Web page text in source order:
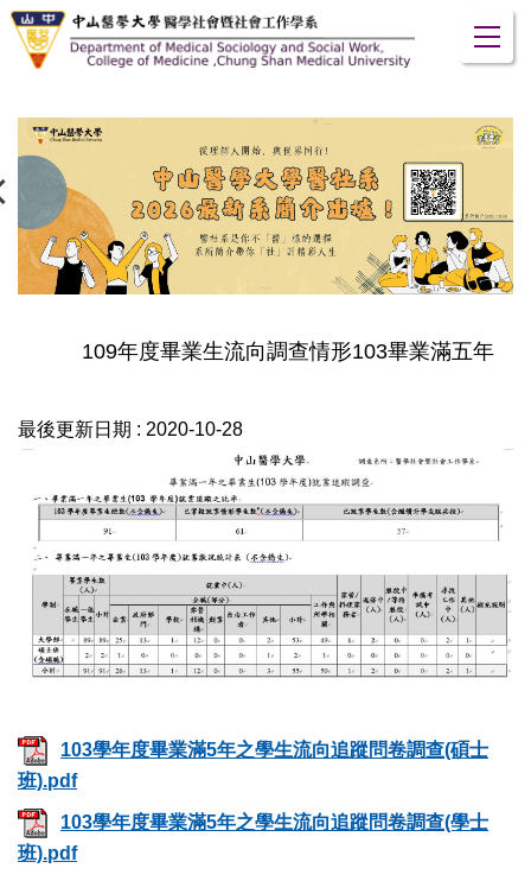
跳
到
容
區
109年度畢業生流向調查情形103畢業滿五年
最後更新日期 : 2020-10-28
103學年度畢業滿5年之學生流向追蹤問卷調查(碩士
班).pdf
103學年度畢業滿5年之學生流向追蹤問卷調查(學士
班).pdf